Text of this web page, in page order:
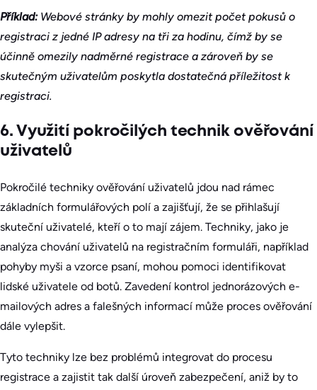
Příklad: Webové stránky by mohly omezit počet pokusů o
registraci z jedné IP adresy na tři za hodinu, čímž by se
účinně omezily nadměrné registrace a zároveň by se
skutečným uživatelům poskytla dostatečná příležitost k
registraci.
6. Využití pokročilých technik ověřování
uživatelů
Pokročilé techniky ověřování uživatelů jdou nad rámec
základních formulářových polí a zajišťují, že se přihlašují
skuteční uživatelé, kteří o to mají zájem. Techniky, jako je
analýza chování uživatelů na registračním formuláři, například
pohyby myši a vzorce psaní, mohou pomoci identifikovat
lidské uživatele od botů. Zavedení kontrol jednorázových e-
mailových adres a falešných informací může proces ověřování
dále vylepšit.
Tyto techniky lze bez problémů integrovat do procesu
registrace a zajistit tak další úroveň zabezpečení, aniž by to